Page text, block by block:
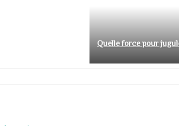
Quelle force pour